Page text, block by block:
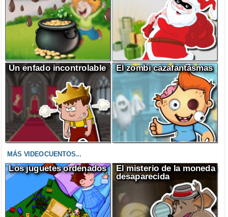
Un enfado incontrolable El zombi cazafantasmas
MÁS VIDEOCUENTOS...
Los juguetes ordenados
El misterio de la moneda
desaparecida